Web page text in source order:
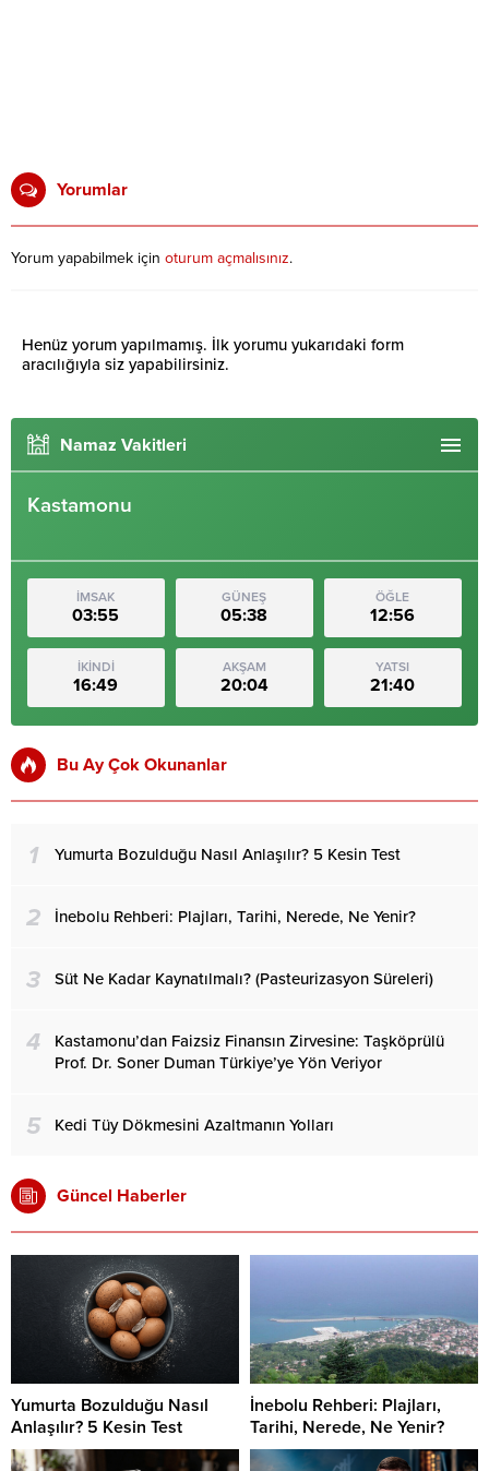
Yorumlar
Yorum yapabilmek için oturum açmalısınız.
Henüz yorum yapılmamış. İlk yorumu yukarıdaki form
aracılığıyla siz yapabilirsiniz.
Namaz Vakitleri
Kastamonu
İMSAK
03:55
GÜNEŞ
05:38
ÖĞLE
12:56
İKİNDİ
16:49
AKŞAM
20:04
YATSI
21:40
Bu Ay Çok Okunanlar
1 Yumurta Bozulduğu Nasıl Anlaşılır? 5 Kesin Test
2 İnebolu Rehberi: Plajları, Tarihi, Nerede, Ne Yenir?
3 Süt Ne Kadar Kaynatılmalı? (Pasteurizasyon Süreleri)
4
Kastamonu’dan Faizsiz Finansın Zirvesine: Taşköprülü
Prof. Dr. Soner Duman Türkiye’ye Yön Veriyor
5 Kedi Tüy Dökmesini Azaltmanın Yolları
Güncel Haberler
Yumurta Bozulduğu Nasıl
Anlaşılır? 5 Kesin Test
İnebolu Rehberi: Plajları,
Tarihi, Nerede, Ne Yenir?